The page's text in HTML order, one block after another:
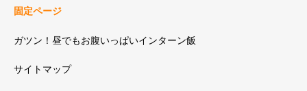
固定ページ
ガツン！昼でもお腹いっぱいインターン飯
サイトマップ